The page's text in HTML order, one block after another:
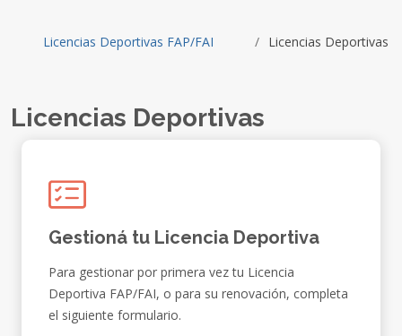
Licencias Deportivas FAP/FAI Licencias Deportivas
Licencias Deportivas
Gestioná tu Licencia Deportiva
Para gestionar por primera vez tu Licencia
Deportiva FAP/FAI, o para su renovación, completa
el siguiente formulario.